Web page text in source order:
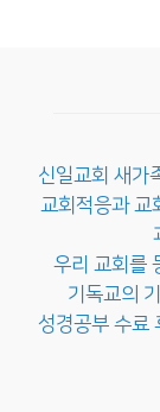
신일교회 새가
교회적응과 교
우리 교회를
기독교의
성경공부 수료